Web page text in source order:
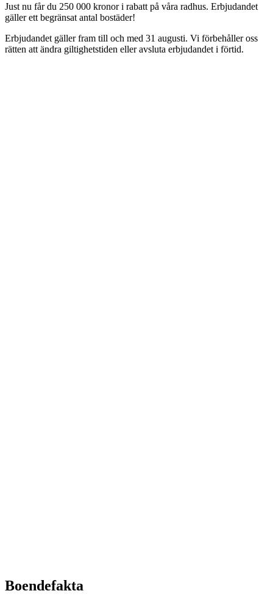
Just nu får du 250 000 kronor i rabatt på våra radhus. Erbjudandet
gäller ett begränsat antal bostäder!
Erbjudandet gäller fram till och med 31 augusti. Vi förbehåller oss
rätten att ändra giltighetstiden eller avsluta erbjudandet i förtid.
Boendefakta